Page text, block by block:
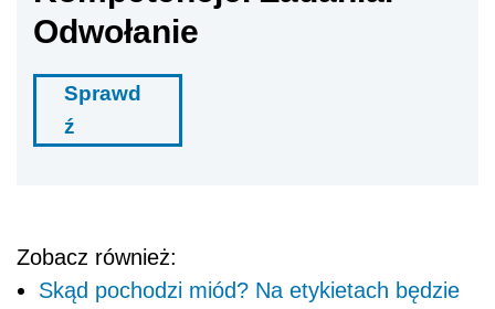
Odwołanie
Sprawd
ź
Zobacz również:
Skąd pochodzi miód? Na etykietach będzie